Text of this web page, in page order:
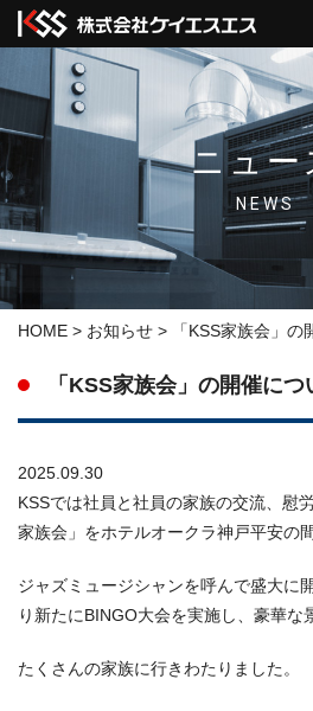
ニュー
NEWS
HOME > お知らせ > 「KSS家族会」の
「KSS家族会」の開催につ
2025.09.30
KSSでは社員と社員の家族の交流、慰
家族会」をホテルオークラ神戸平安の
ジャズミュージシャンを呼んで盛大に
り新たにBINGO大会を実施し、豪華な
たくさんの家族に行きわたりました。